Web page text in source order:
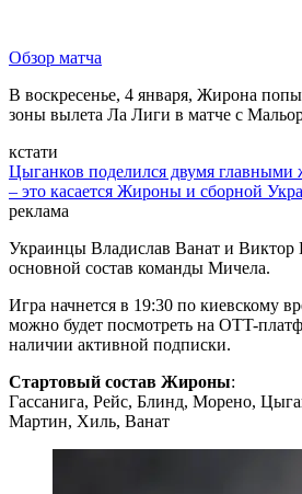
Обзор матча
В воскресенье, 4 января, Жирона
зоны вылета Ла Лиги в матче с
кстати
Цыганков поделился двумя главными
– это касается Жироны и сборной
реклама
Украинцы Владислав Ванат и Виктор
основной состав команды Мичела.
Игра начнется в 19:30 по киевскому
можно будет посмотреть на OTT-
наличии активной подписки.
Стартовый состав Жироны:
Гассанига, Рейс, Блинд, Морено,
Мартин, Хиль, Ванат